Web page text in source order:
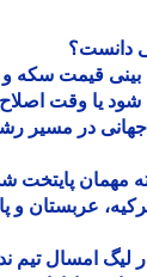
قیمت سکه و
یا وقت اصلاح
اونس جهانی در مسیر
پایتخت شد
عربستان و
امسال تیم ندارد!